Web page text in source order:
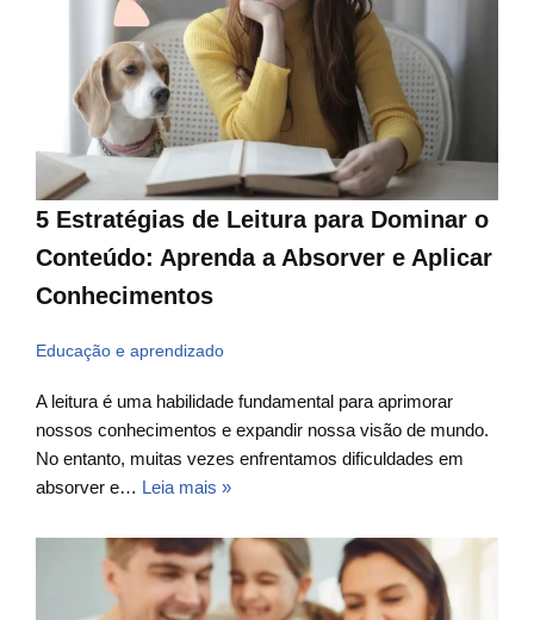
5 Estratégias de Leitura para Dominar o
Conteúdo: Aprenda a Absorver e Aplicar
Conhecimentos
Educação e aprendizado
A leitura é uma habilidade fundamental para aprimorar
nossos conhecimentos e expandir nossa visão de mundo.
No entanto, muitas vezes enfrentamos dificuldades em
absorver e… Leia mais »